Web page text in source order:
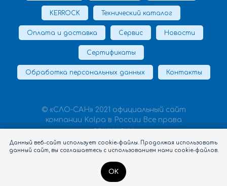
KERROCK Технический каталог
Оплата и доставка Сервис Новости
Сертификаты
Обработка персональных данных Контакты
© «СЛО-САН» 2021 официальный сайт
компании Kolpa в России Все права
защищены
Данный веб-сайт использует cookie-файлы. Продолжая использовать
данный сайт, вы соглашаетесь с использованием нами cookie-файлов.
OK